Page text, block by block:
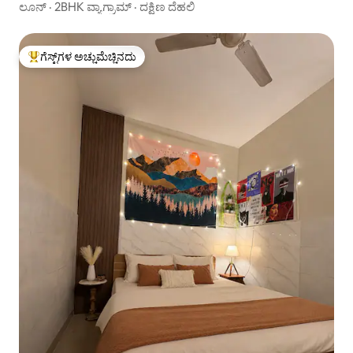
ಲೂನ್ · 2BHK ವ್ಯಾಗ್ರಾಮ್ · ದಕ್ಷಿಣ ದೆಹಲಿ
ಗೆಸ್ಟ್‌ಗಳಿಗೆ ಅತಿ ಹೆಚ್ಚು ಅಚ್ಚುಮೆಚ್ಚಿನದು
ಗೆಸ್ಟ್‌ಗಳ ಅಚ್ಚುಮೆಚ್ಚಿನದು